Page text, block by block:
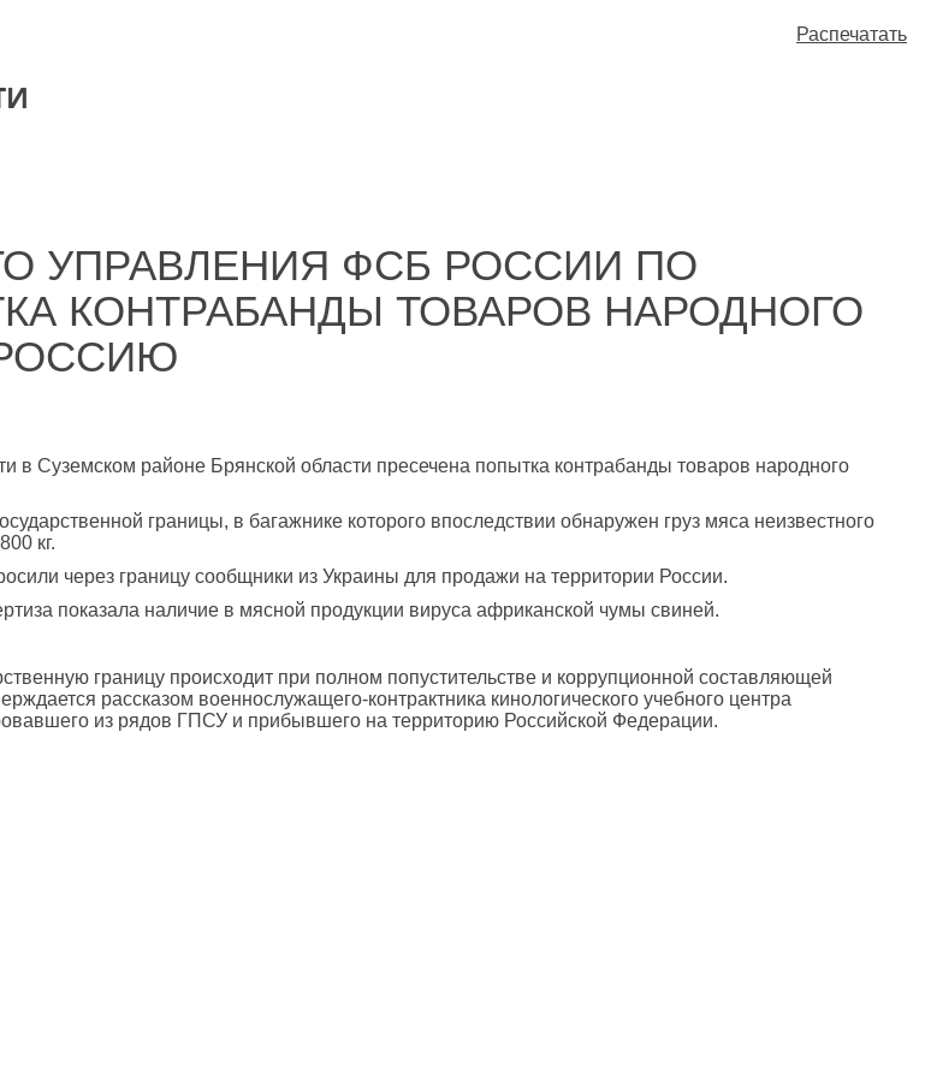
Распечатать
УПРАВЛЕНИЯ ФСБ РОССИИ ПО
КОНТРАБАНДЫ ТОВАРОВ НАРОДНОГО
Суземском районе Брянской области пресечена попытка контрабанды товаров народного
границы, в багажнике которого впоследствии обнаружен груз мяса неизвестного
кг.
через границу сообщники из Украины для продажи на территории России.
показала наличие в мясной продукции вируса африканской чумы свиней.
границу происходит при полном попустительстве и коррупционной составляющей
рассказом военнослужащего-контрактника кинологического учебного центра
из рядов ГПСУ и прибывшего на территорию Российской Федерации.